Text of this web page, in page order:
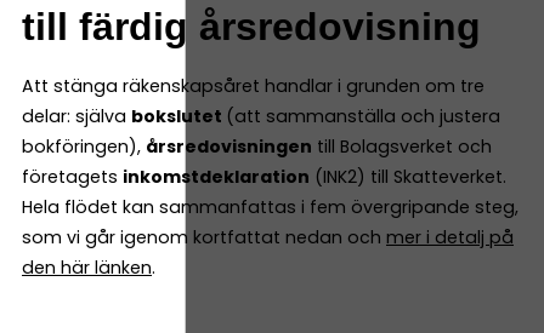
till färdig årsredovisning
Att stänga räkenskapsåret handlar i grunden om tre
delar: själva bokslutet (att sammanställa och justera
bokföringen), årsredovisningen till Bolagsverket och
företagets inkomstdeklaration (INK2) till Skatteverket.
Hela flödet kan sammanfattas i fem övergripande steg,
som vi går igenom kortfattat nedan och mer i detalj på
den här länken.